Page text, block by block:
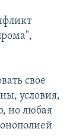
свое
условия,
но любая